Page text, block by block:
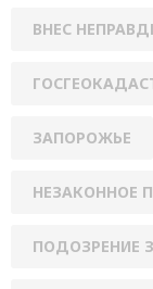
ВНЕС
ЗАПОРОЖЬЕ
НЕЗАКОННОЕ
ПОДОЗРЕНИЕ